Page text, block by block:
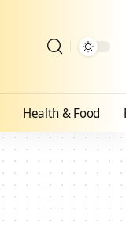
Health & Food